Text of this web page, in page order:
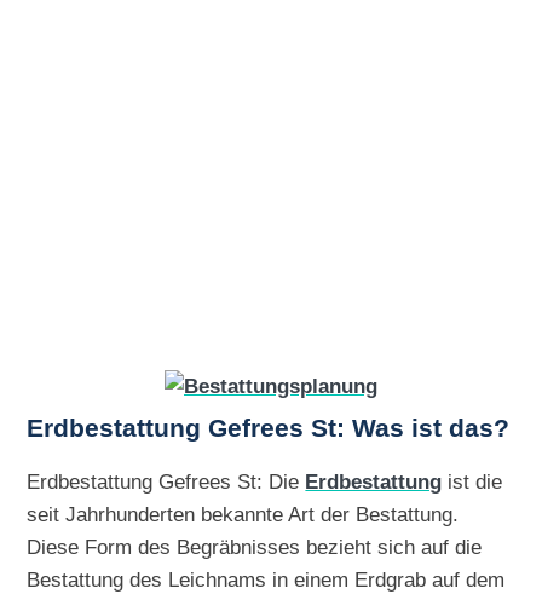
Erdbestattung Gefrees St: Was ist das?
Erdbestattung Gefrees St: Die Erdbestattung ist die
seit Jahrhunderten bekannte Art der Bestattung.
Diese Form des Begräbnisses bezieht sich auf die
Bestattung des Leichnams in einem Erdgrab auf dem